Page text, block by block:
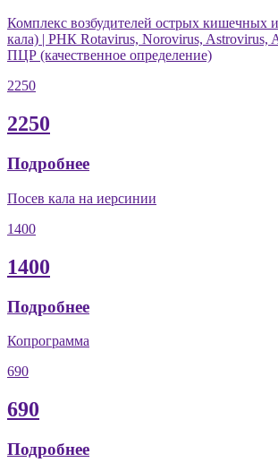
Комплекс возбудителей острых кишечных
кала) | РНК Rotavirus, Norovirus, Astrovirus,
ПЦР (качественное определение)
2250
2250
Подробнее
Посев кала на иерсинии
1400
1400
Подробнее
Копрограмма
690
690
Подробнее